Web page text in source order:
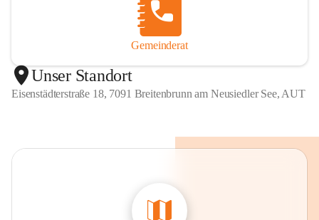
Gemeinderat
Unser Standort
Eisenstädterstraße 18, 7091 Breitenbrunn am Neusiedler See, AUT